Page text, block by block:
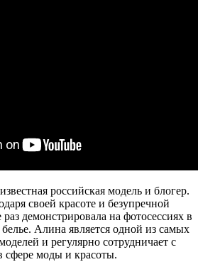
российская модель и блогер.
своей красоте и безупречной
демонстрировала на фотосессиях в
Алина является одной из самых
и регулярно сотрудничает с
сфере моды и красоты.